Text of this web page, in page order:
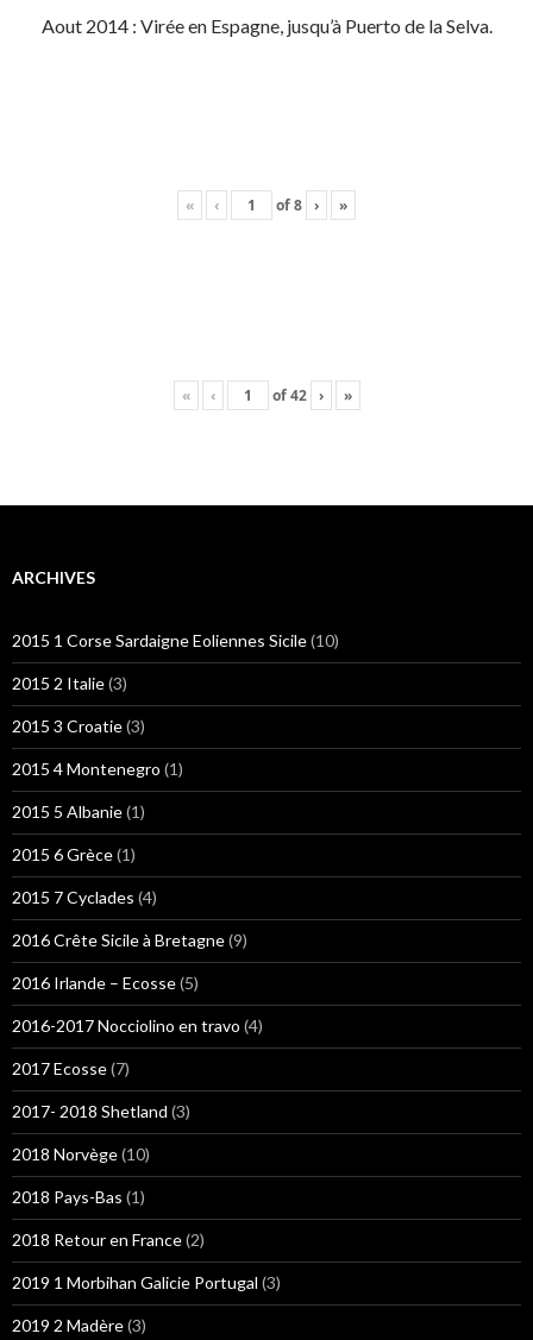
Aout 2014 : Virée en Espagne, jusqu’à Puerto de la Selva.
« ‹ of8 › »
« ‹ of42 › »
ARCHIVES
2015 1 Corse Sardaigne Eoliennes Sicile(10)
2015 2 Italie(3)
2015 3 Croatie(3)
2015 4 Montenegro (1)
2015 5 Albanie(1)
2015 6 Grèce(1)
2015 7 Cyclades (4)
2016 Crête Sicile à Bretagne(9)
2016 Irlande – Ecosse(5)
2016-2017 Nocciolino en travo (4)
2017 Ecosse(7)
2017- 2018 Shetland (3)
2018 Norvège(10)
2018 Pays-Bas (1)
2018 Retour en France(2)
2019 1 Morbihan Galicie Portugal (3)
2019 2 Madère(3)